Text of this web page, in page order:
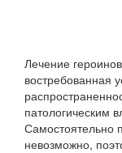
Лечение
востребованная
патологическим
Самостоятельно
невозможно,